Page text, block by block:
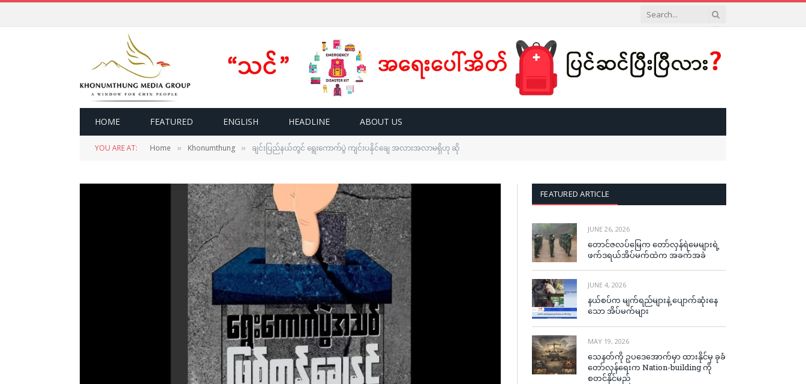
HOME FEATURED ENGLISH HEADLINE ABOUT US
YOU ARE AT: Home » Khonumthung » ချင်းပြည်နယ်တွင် ရွေးကောက်ပွဲ ကျင်းပနိုင်‌ချေ အလားအလာမရှိဟု ဆို
FEATURED ARTICLE
JUNE 26, 2026
တောင်ဇလပ်မြေက တော်လှန်ရဲမေများရဲ့
ဖက်ဒရယ်အိပ်မက်ထဲက အခက်အခဲ
JUNE 4, 2026
နယ်စပ်က မျက်ရည်များနဲ့ ပျောက်ဆုံးနေ
သော အိပ်မက်များ
MAY 19, 2026
သေနတ်ကို ဥပဒေအောက်မှာ ထားနိုင်မှ ခုခံ
တော်လှန်ရေးက Nation-building ကို
စတင်နိုင်မည်